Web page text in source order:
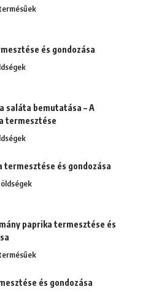
és gondozása
saláta bemutatása – A
termesztése
termesztése és gondozása
paprika termesztése és
és gondozása